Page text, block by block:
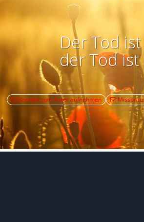
Der Tod
der Tod
Kontakt zum Autor aufnehmen